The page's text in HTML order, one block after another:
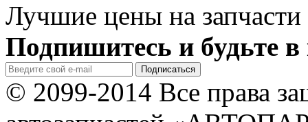
Лучшие цены на запчасти
Подпишитесь и будьте в
© 2099-2014 Все права